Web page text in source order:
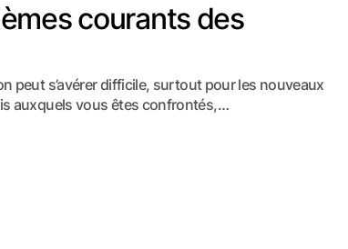
courants des
peut s’avérer difficile, surtout pour les nouveaux
auxquels vous êtes confrontés,…